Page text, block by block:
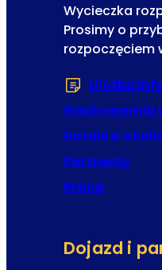
i
Wycieczka
Prosimy o
rozpoczęciem
Ulotka
Gastronomia
Hotele w
Partnerzy
Praca
Dojazd i